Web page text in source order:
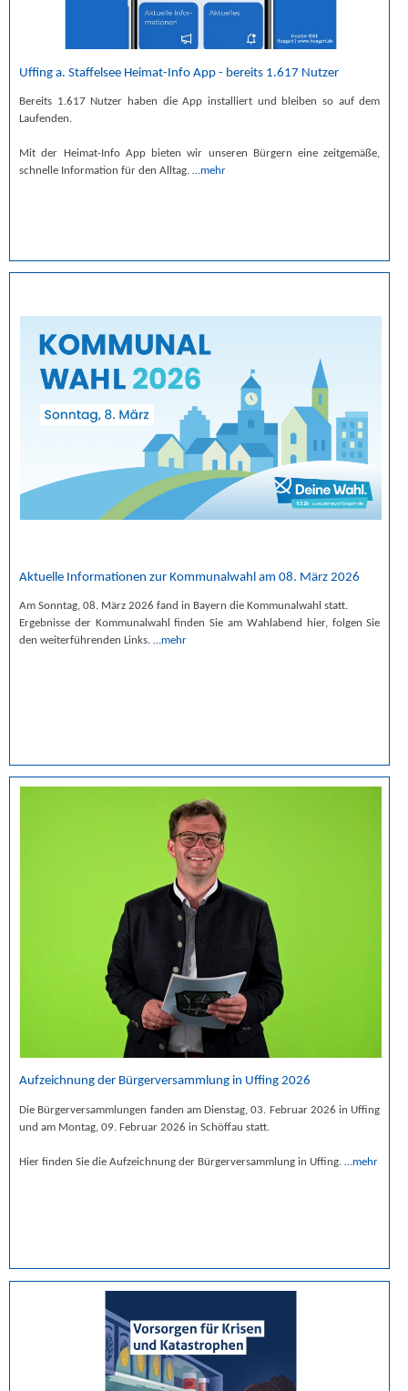
Uffing a. Staffelsee Heimat-Info App - bereits 1.617 Nutzer
Bereits 1.617 Nutzer haben die App installiert und bleiben so auf dem
Laufenden.
Mit der Heimat-Info App bieten wir unseren Bürgern eine zeitgemäße,
schnelle Information für den Alltag. …mehr
Aktuelle Informationen zur Kommunalwahl am 08. März 2026
Am Sonntag, 08. März 2026 fand in Bayern die Kommunalwahl statt.
Ergebnisse der Kommunalwahl finden Sie am Wahlabend hier, folgen Sie
den weiterführenden Links. …mehr
Aufzeichnung der Bürgerversammlung in Uffing 2026
Die Bürgerversammlungen fanden am Dienstag, 03. Februar 2026 in Uffing
und am Montag, 09. Februar 2026 in Schöffau statt.
Hier finden Sie die Aufzeichnung der Bürgerversammlung in Uffing. …mehr